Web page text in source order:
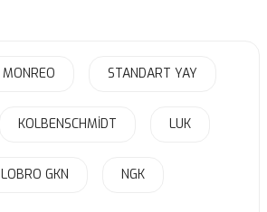
MONREO STANDART YAY
KOLBENSCHMİDT LUK
LOBRO GKN NGK